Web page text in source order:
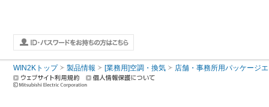
WIN2Kトップ 製品情報 [業務用]空調・換気 店舗・事務所用パッケージ